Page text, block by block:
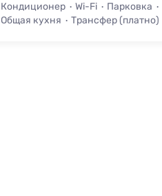
Кондиционер Wi-Fi Парковка
Общая кухня
Трансфер (платно)